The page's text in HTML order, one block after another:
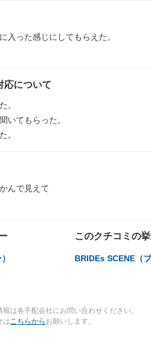
入った感じにしてもらえた。
応について
。
いてもらった。
。
んで見えて
このクチコミの
BRIDEs SCENE（
は各手配会社にお問い合わせください。
はこちらから お願いします。